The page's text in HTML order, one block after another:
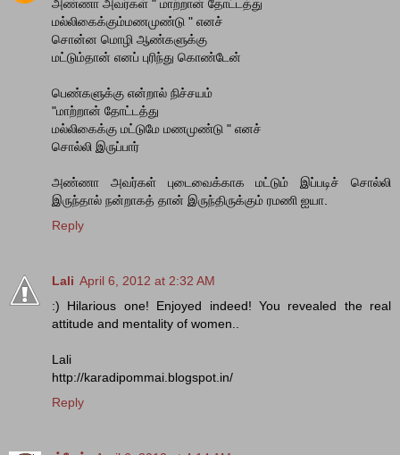
அண்ணா அவர்கள் " மாற்றான் தோட்டத்து
மல்லிகைக்கும்மணமுண்டு " எனச்
சொன்ன மொழி ஆண்களுக்கு
மட்டும்தான் எனப் புரிந்து கொண்டேன்
பெண்களுக்கு என்றால் நிச்சயம்
"மாற்றான் தோட்டத்து
மல்லிகைக்கு மட்டுமே மணமுண்டு " எனச்
சொல்லி இருப்பார்
அண்ணா அவர்கள் புடைவைக்காக மட்டும் இப்படிச் சொல்லி
இருந்தால் நன்றாகத் தான் இருந்திருக்கும் ரமணி ஐயா.
Reply
Lali April 6, 2012 at 2:32 AM
:) Hilarious one! Enjoyed indeed! You revealed the real
attitude and mentality of women..
Lali
http://karadipommai.blogspot.in/
Reply